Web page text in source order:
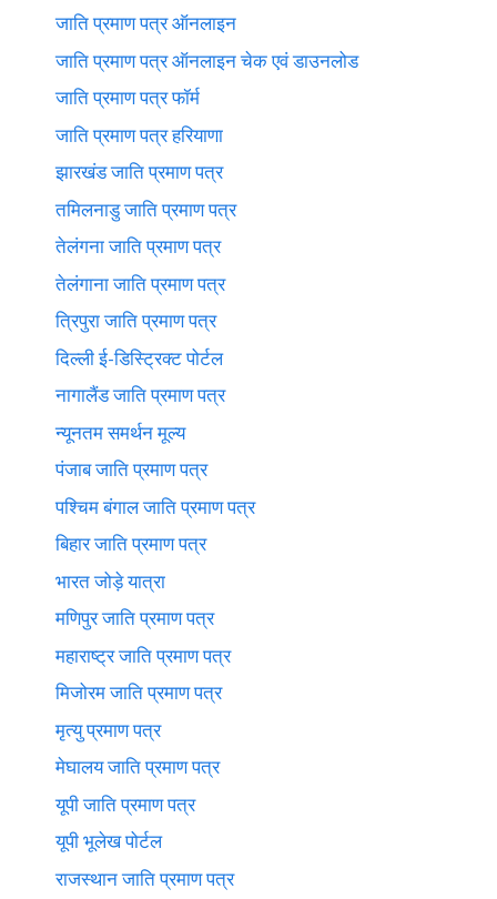
जाति प्रमाण पत्र ऑनलाइन
जाति प्रमाण पत्र ऑनलाइन चेक एवं डाउनलोड
जाति प्रमाण पत्र फॉर्म
जाति प्रमाण पत्र हरियाणा
झारखंड जाति प्रमाण पत्र
तमिलनाडु जाति प्रमाण पत्र
तेलंगना जाति प्रमाण पत्र
तेलंगाना जाति प्रमाण पत्र
त्रिपुरा जाति प्रमाण पत्र
दिल्ली ई-डिस्ट्रिक्ट पोर्टल
नागालैंड जाति प्रमाण पत्र
न्यूनतम समर्थन मूल्य
पंजाब जाति प्रमाण पत्र
पश्चिम बंगाल जाति प्रमाण पत्र
बिहार जाति प्रमाण पत्र
भारत जोड़े यात्रा
मणिपुर जाति प्रमाण पत्र
महाराष्ट्र जाति प्रमाण पत्र
मिजोरम जाति प्रमाण पत्र
मृत्यु प्रमाण पत्र
मेघालय जाति प्रमाण पत्र
यूपी जाति प्रमाण पत्र
यूपी भूलेख पोर्टल
राजस्थान जाति प्रमाण पत्र